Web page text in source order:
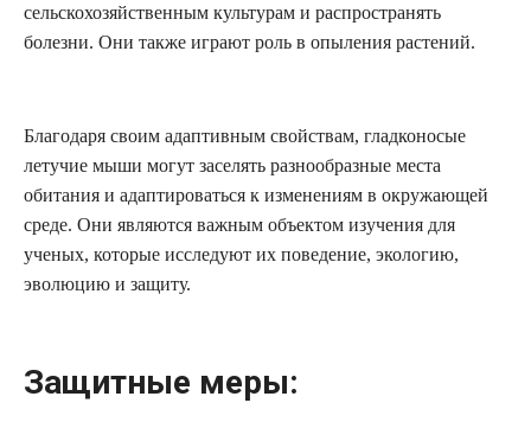
сельскохозяйственным культурам и распространять
болезни. Они также играют роль в опыления растений.
Благодаря своим адаптивным свойствам, гладконосые
летучие мыши могут заселять разнообразные места
обитания и адаптироваться к изменениям в окружающей
среде. Они являются важным объектом изучения для
ученых, которые исследуют их поведение, экологию,
эволюцию и защиту.
Защитные меры: